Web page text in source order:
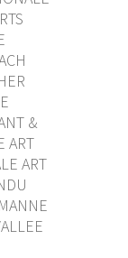
&
ART
ART